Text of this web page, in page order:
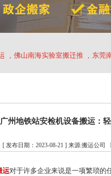
, 佛山南海实验室搬迁推 , 东莞
广州地铁站安检机设备搬运：
[ 发布日期：2023-08-21 ] 来源:搬运公司
运对于许多企业来说是一项繁琐的